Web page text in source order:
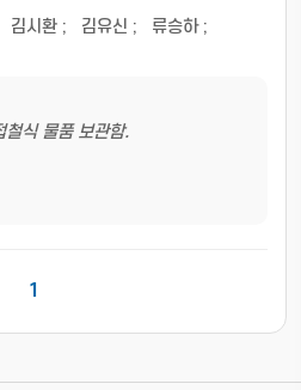
김시환 ; 김유신 ; 류승하;
철식 물품 보관함.
1